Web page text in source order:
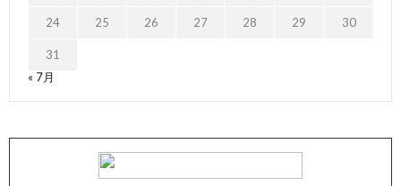
24 25 26 27 28 29 30
31
« 7月